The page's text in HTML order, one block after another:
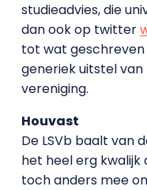
studieadvies, die
dan ook op twitter
tot wat
generiek uitstel
vereniging.
Houvast
De LSVb baalt van
het heel erg
toch anders mee